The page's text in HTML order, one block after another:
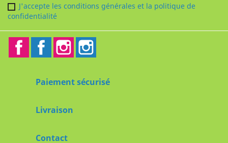
J'accepte les conditions générales et la politique de
confidentialité
FacebookFacebook2Instagram
Paiement sécurisé
Livraison
Contact